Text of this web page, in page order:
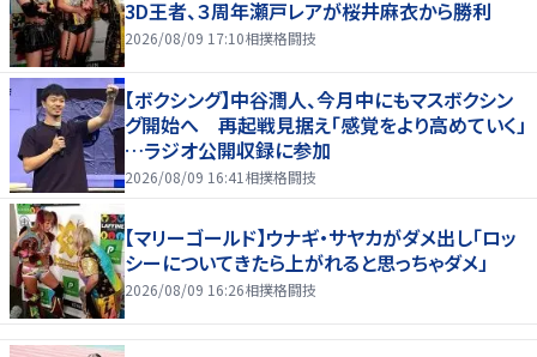
3D王者、３周年瀬戸レアが桜井麻衣から勝利
2026/08/09 17:10相撲格闘技
【ボクシング】中谷潤人、今月中にもマスボクシン
グ開始へ 再起戦見据え「感覚をより高めていく」
…ラジオ公開収録に参加
2026/08/09 16:41 相撲格闘技
【マリーゴールド】ウナギ・サヤカがダメ出し「ロッ
シーについてきたら上がれると思っちゃダメ」
2026/08/09 16:26相撲格闘技